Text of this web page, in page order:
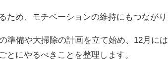
ため、モチベーションの維持にもつながり
準備や大掃除の計画を立て始め、12月に
とにやるべきことを整理します。